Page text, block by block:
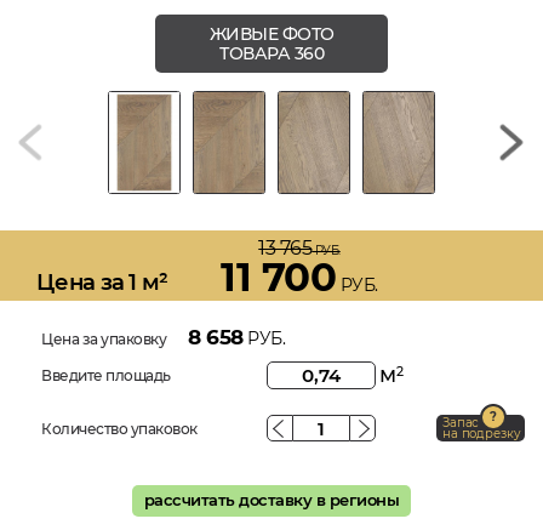
ЖИВЫЕ ФОТО
ТОВАРА 360
Цена за 1 м²
13 765РУБ.
11 700 РУБ.
Цена за упаковку 8 658РУБ.
Введите площадь м2
Количество упаковок Запас
на подрезку
рассчитать доставку в регионы